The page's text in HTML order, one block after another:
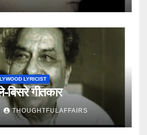
LYRICIST
गीतकार
THOUGHTFULAFFAIRS